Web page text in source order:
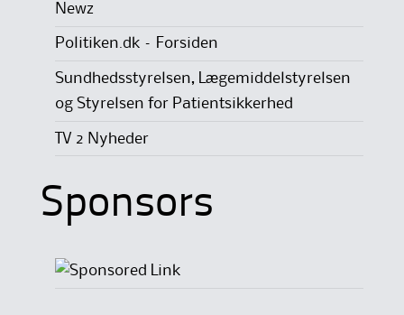
Newz
Politiken.dk – Forsiden
Sundhedsstyrelsen, Lægemiddelstyrelsen
og Styrelsen for Patientsikkerhed
TV 2 Nyheder
Sponsors